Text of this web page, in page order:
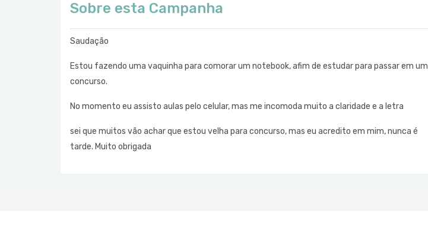
Sobre esta Campanha
Saudação
Estou fazendo uma vaquinha para comorar um notebook, afim de estudar para passar em um
concurso.
No momento eu assisto aulas pelo celular, mas me incomoda muito a claridade e a letra
sei que muitos vão achar que estou velha para concurso, mas eu acredito em mim, nunca é
tarde. Muito obrigada